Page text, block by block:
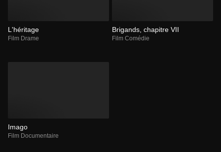
L'héritage
Film Drame
Brigands, chapitre VII
Film Comédie
Imago
Film Documentaire